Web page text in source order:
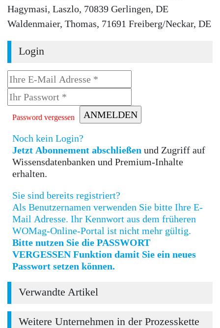
Hagymasi, Laszlo, 70839 Gerlingen, DE
Waldenmaier, Thomas, 71691 Freiberg/Neckar, DE
Login
Password vergessen
Noch kein Login?
Jetzt Abonnement abschließen
Wissensdatenbanken und Premium-Inhalte
erhalten.
Sie sind bereits registriert?
Als Benutzernamen verwenden Sie bitte Ihre E-
Mail Adresse. Ihr Kennwort aus dem früheren
WOMag-Online-Portal ist nicht mehr gültig.
Bitte nutzen Sie die PASSWORT
VERGESSEN Funktion damit Sie ein neues
Passwort setzen können.
Verwandte Artikel
Weitere Unternehmen in der Prozesskette